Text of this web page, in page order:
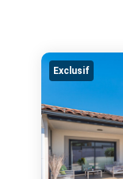
Exclusif